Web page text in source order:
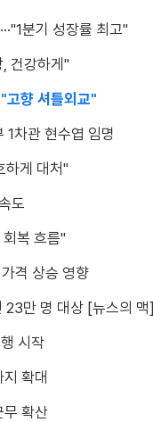
분기 성장률 최고"
, 건강하게"
고향 셔틀외교"
1차관 현수엽 임명
하게 대처"
도
회복 흐름"
격 상승 영향
23만 명 대상 [뉴스의 맥]
시작
확대
무 확산